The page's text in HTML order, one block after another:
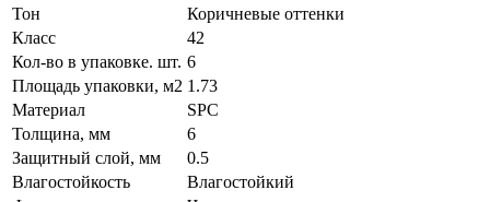
Тон
Коричневые оттенки
Класс
42
Кол-во в упаковке. шт. 6
Площадь упаковки, м2 1.73
Материал
SPC
Толщина, мм
6
Защитный слой, мм
0.5
Влагостойкость
Влагостойкий